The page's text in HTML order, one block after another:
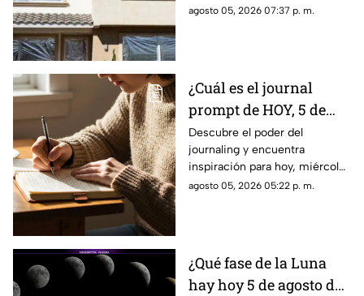
las temperaturas en todo el
agosto 05, 2026 07:37 p. m.
¿Cuál es el journal
prompt de HOY, 5 de
agosto de 2026? Utiliza
este texto para escribir
en tu diario y
reflexionar sobre tu día
Descubre el poder del
journaling y encuentra
inspiración para hoy, miércoles
5 de agosto de 2026. Un
agosto 05, 2026 05:22 p. m.
¿Qué fase de la Luna
hay hoy 5 de agosto de